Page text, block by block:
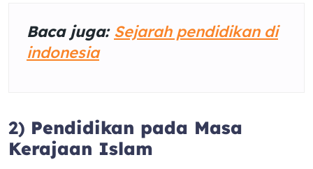
Baca juga: Sejarah pendidikan di
indonesia
2) Pendidikan pada Masa
Kerajaan Islam